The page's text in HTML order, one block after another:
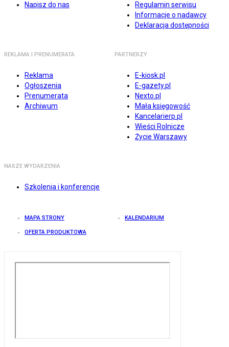
Napisz do nas
Regulamin serwisu
Informacje o nadawcy
Deklaracja dostępności
REKLAMA I PRENUMERATA
Reklama
Ogłoszenia
Prenumerata
Archiwum
PARTNERZY
E-kiosk.pl
E-gazety.pl
Nexto.pl
Mała księgowość
Kancelarierp.pl
Wieści Rolnicze
Życie Warszawy
NASZE WYDARZENIA
Szkolenia i konferencje
MAPA STRONY KALENDARIUM
OFERTA PRODUKTOWA